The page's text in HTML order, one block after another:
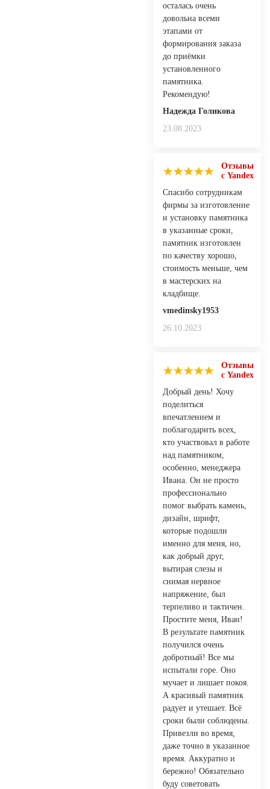
осталась очень
довольна всеми
этапами от
формирования заказа
до приёмки
установленного
памятника.
Рекомендую!
Надежда Голикова
23.08.2023
Отзывы
с Yandex
Спасибо сотрудникам
фирмы за изготовление
и установку памятника
в указанные сроки,
памятник изготовлен
по качеству хорошо,
стоимость меньше, чем
в мастерских на
кладбище.
vmedinsky1953
26.10.2023
Отзывы
с Yandex
Добрый день! Хочу
поделиться
впечатлением и
поблагодарить всех,
кто участвовал в работе
над памятником,
особенно, менеджера
Ивана. Он не просто
профессионально
помог выбрать камень,
дизайн, шрифт,
которые подошли
именно для меня, но,
как добрый друг,
вытирая слезы и
снимая нервное
напряжение, был
терпеливо и тактичен.
Простите меня, Иван!
В результате памятник
получился очень
добротный! Все мы
испытали горе. Оно
мучает и лишает покоя.
А красивый памятник
радует и утешает. Всё
сроки были соблюдены.
Привезли во время,
даже точно в указанное
время. Аккуратно и
бережно! Обязательно
буду советовать